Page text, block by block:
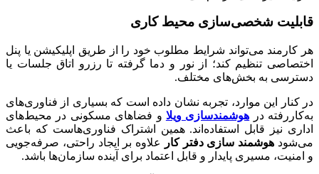
قابلیت شخصی‌سازی محیط کاری
هر کارمند می‌تواند شرایط مطلوب خود را از طریق اپلیکیشن یا پنل
اختصاصی تنظیم کند؛ از نور و دما گرفته تا رزرو اتاق جلسات یا
دسترسی به بخش‌های مختلف.
در کنار این موارد، تجربه نشان داده است که بسیاری از فناوری‌های
به‌کاررفته در هوشمندسازی ویلا و فضاهای مسکونی در محیط‌های
اداری نیز قابل استفاده‌اند. همین اشتراک فناوری‌هاست که باعث
می‌شود هوشمند سازی دفتر کار
علاوه بر ایجاد راحتی، صرفه‌جویی
و امنیت، مسیری پایدار و قابل اعتماد برای آینده سازمان‌ها باشد.